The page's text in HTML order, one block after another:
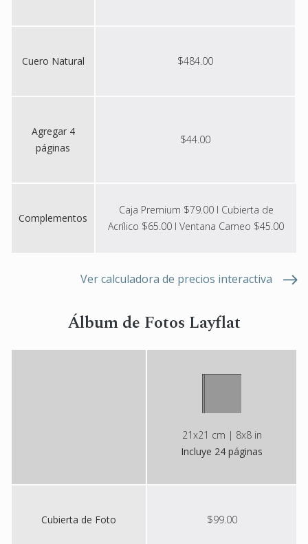
Cuero Natural $484.00
Agregar 4
páginas
$44.00
Complementos
Caja Premium $79.00 I Cubierta de
Acrílico $65.00 I Ventana Cameo $45.00
Ver calculadora de precios interactiva
Álbum de Fotos Layflat
21x21 cm | 8x8 in
Incluye 24 páginas
Cubierta de Foto $99.00